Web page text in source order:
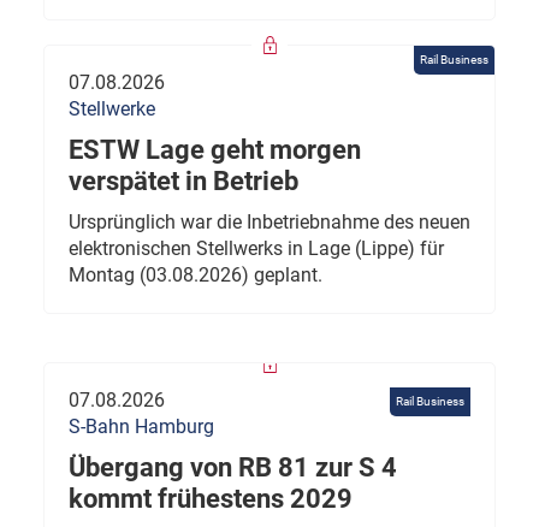
Rail Business
07.08.2026
Stellwerke
ESTW Lage geht morgen
verspätet in Betrieb
Ursprünglich war die Inbetriebnahme des neuen
elektronischen Stellwerks in Lage (Lippe) für
Montag (03.08.2026) geplant.
Rail Business
07.08.2026
S-Bahn Hamburg
Übergang von RB 81 zur S 4
kommt frühestens 2029